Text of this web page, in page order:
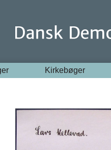
Kirkebøger